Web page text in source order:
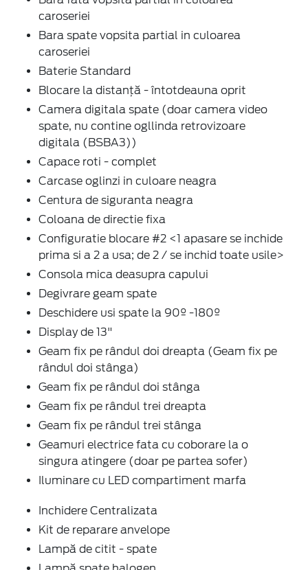
caroseriei
Bara spate vopsita partial in culoarea
caroseriei
Baterie Standard
Blocare la distanță - întotdeauna oprit
Camera digitala spate (doar camera video
spate, nu contine ogllinda retrovizoare
digitala (BSBA3))
Capace roti - complet
Carcase oglinzi in culoare neagra
Centura de siguranta neagra
Coloana de directie fixa
Configuratie blocare #2 <1 apasare se inchide
prima si a 2 a usa; de 2 / se inchid toate usile>
Consola mica deasupra capului
Degivrare geam spate
Deschidere usi spate la 90º -180º
Display de 13"
Geam fix pe rândul doi dreapta (Geam fix pe
rândul doi stânga)
Geam fix pe rândul doi stânga
Geam fix pe rândul trei dreapta
Geam fix pe rândul trei stânga
Geamuri electrice fata cu coborare la o
singura atingere (doar pe partea sofer)
Iluminare cu LED compartiment marfa
Inchidere Centralizata
Kit de reparare anvelope
Lampă de citit - spate